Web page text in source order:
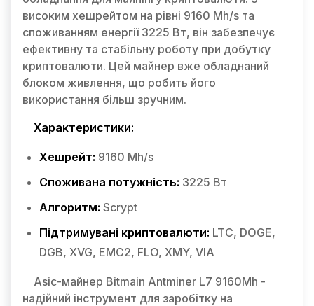
високим хешрейтом на рівні 9160 Mh/s та
споживанням енергії 3225 Вт, він забезпечує
ефективну та стабільну роботу при добутку
криптовалюти. Цей майнер вже обладнаний
блоком живлення, що робить його
використання більш зручним.
Характеристики:
Хешрейт: 9160 Mh/s
Споживана потужність: 3225 Вт
Алгоритм: Scrypt
Підтримувані криптовалюти: LTC, DOGE,
DGB, XVG, EMC2, FLO, XMY, VIA
Asic-майнер Bitmain Antminer L7 9160Mh -
надійний інструмент для заробітку на